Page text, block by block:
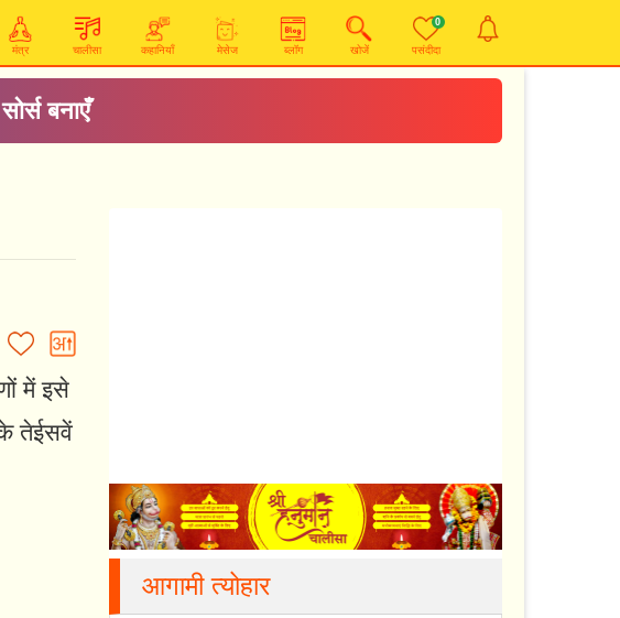
मंत्र चालीसा कहानियाँ मेसेज ब्लॉग खोजें
0
पसंदीदा
बनाएँ
में इसे
तेईसवें
आगामी त्योहार